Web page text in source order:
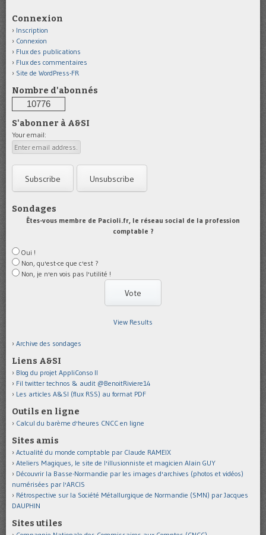
Connexion
Inscription
Connexion
Flux des publications
Flux des commentaires
Site de WordPress-FR
Nombre d'abonnés
10776
S'abonner à A&SI
Your email:
Sondages
Êtes-vous membre de Pacioli.fr, le réseau social de la profession
comptable ?
Oui !
Non, qu'est-ce que c'est ?
Non, je n'en vois pas l'utilité !
View Results
Archive des sondages
Liens A&SI
Blog du projet AppliConso II
Fil twitter technos & audit @BenoitRiviere14
Les articles A&SI (flux RSS) au format PDF
Outils en ligne
Calcul du barème d'heures CNCC en ligne
Sites amis
Actualité du monde comptable par Claude RAMEIX
Ateliers Magiques, le site de l'illusionniste et magicien Alain GUY
Découvrir la Basse-Normandie par les images d'archives (photos et vidéos)
numérisées par l'ARCIS
Rétrospective sur la Société Métallurgique de Normandie (SMN) par Jacques
DAUPHIN
Sites utiles